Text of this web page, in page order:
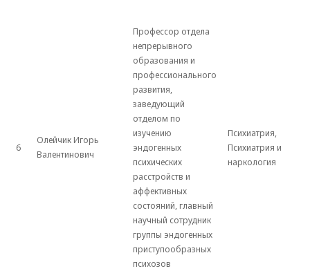
6
Олейчик Игорь
Валентинович
Профессор отдела
непрерывного
образования и
профессионального
развития,
заведующий
отделом по
изучению
эндогенных
психических
расстройств и
аффективных
состояний, главный
научный сотрудник
группы эндогенных
приступообразных
психозов
Психиатрия,
Психиатрия и
наркология